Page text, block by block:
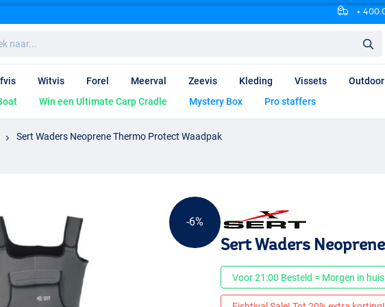
+
Witvis Forel Meerval Zeevis Kleding Vissets Outdoor
Win een Ultimate Carp Cradle Mystery Box Pro staffers
Sert Waders Neoprene Thermo Protect Waadpak
-6%
Sert Waders
Voor 21:00 Besteld = Morgen in